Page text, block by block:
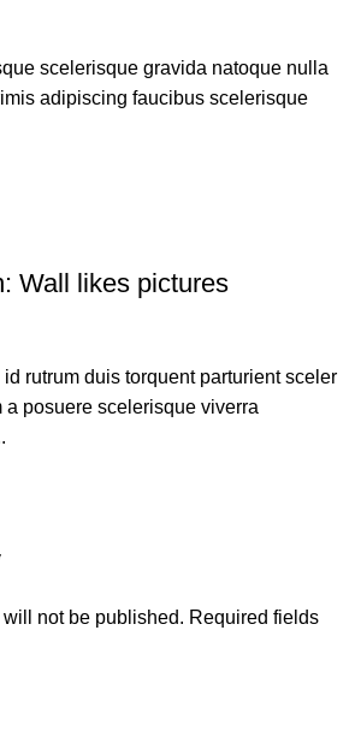
scelerisque gravida natoque nulla
adipiscing faucibus scelerisque
Wall likes pictures
rutrum duis torquent parturient sceler
a posuere scelerisque viverra
not be published. Required fields